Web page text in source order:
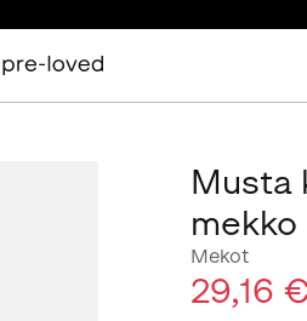
Musta
mekko
Mekot
29,16 €